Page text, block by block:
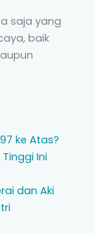
saja yang
baik
ke Atas?
Ini
dan Aki